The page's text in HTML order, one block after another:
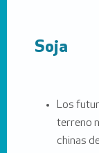
Soja
Los
terreno
chinas